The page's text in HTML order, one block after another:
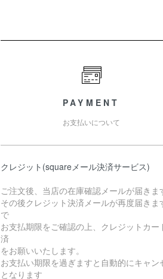
PAYMENT
お支払いについて
クレジット(squareメール決済サービス)
ご注文後、当店の在庫確認メールが届きま
その後クレジット決済メールが再度届きま
で
お支払期限をご確認の上、クレジットカー
済
をお願いいたします。
お支払い期限を過ぎますと自動的にキャン
となります